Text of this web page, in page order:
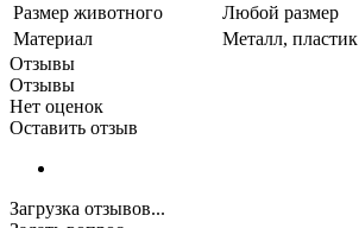
Размер животного
Любой размер
Материал
Металл, пластик
Отзывы
Отзывы
Нет оценок
Оставить отзыв
Загрузка отзывов...